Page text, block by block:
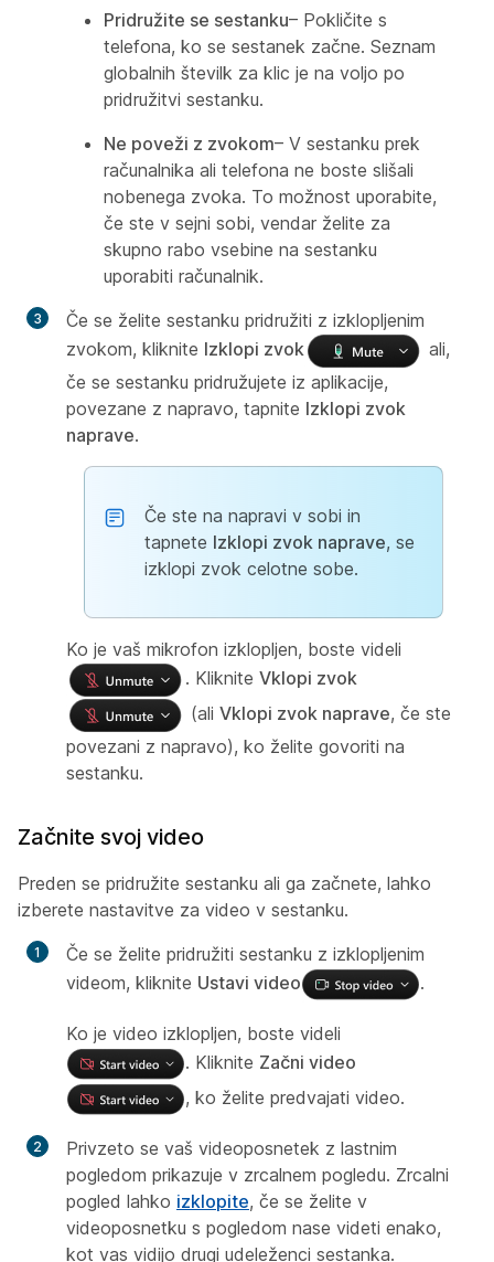
Pridružite se sestanku– Pokličite s
telefona, ko se sestanek začne. Seznam
globalnih številk za klic je na voljo po
pridružitvi sestanku.
Ne poveži z zvokom– V sestanku prek
računalnika ali telefona ne boste slišali
nobenega zvoka. To možnost uporabite,
če ste v sejni sobi, vendar želite za
skupno rabo vsebine na sestanku
uporabiti računalnik.
Če se želite sestanku pridružiti z izklopljenim
zvokom, kliknite Izklopi zvok
ali,
če se sestanku pridružujete iz aplikacije,
povezane z napravo, tapnite Izklopi zvok
naprave.
Če ste na napravi v sobi in
tapnete Izklopi zvok naprave, se
izklopi zvok celotne sobe.
Ko je vaš mikrofon izklopljen, boste videli
. Kliknite Vklopi zvok
(ali Vklopi zvok naprave, če ste
povezani z napravo), ko želite govoriti na
sestanku.
Začnite svoj video
Preden se pridružite sestanku ali ga začnete, lahko
izberete nastavitve za video v sestanku.
Če se želite pridružiti sestanku z izklopljenim
videom, kliknite Ustavi video .
Ko je video izklopljen, boste videli
. Kliknite Začni video
, ko želite predvajati video.
Privzeto se vaš videoposnetek z lastnim
pogledom prikazuje v zrcalnem pogledu. Zrcalni
pogled lahko izklopite, če se želite v
videoposnetku s pogledom nase videti enako,
kot vas vidijo drugi udeleženci sestanka.